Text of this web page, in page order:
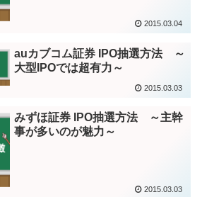
2015.03.04
auカブコム証券 IPO抽選方法 ～
大型IPOでは超有力～
2015.03.03
みずほ証券 IPO抽選方法 ～主幹
事が多いのが魅力～
2015.03.03